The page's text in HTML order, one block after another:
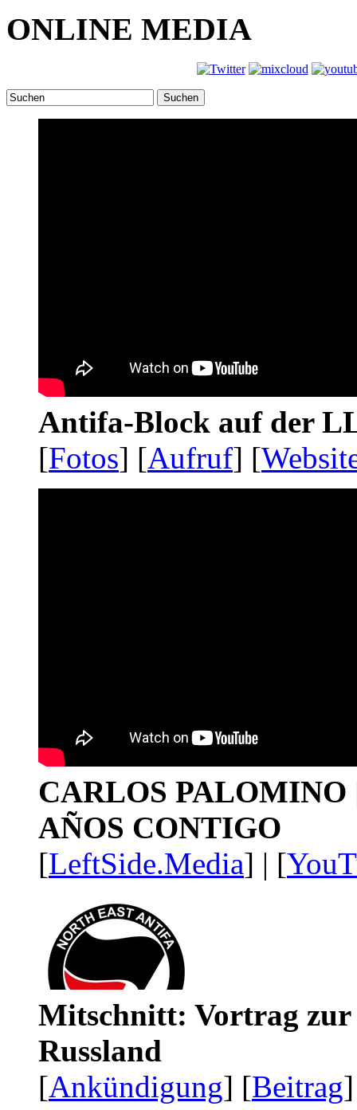
ONLINE MEDIA
Suchen
Antifa-Block auf der
[Fotos] [Aufruf] [
CARLOS PALOMINO
AÑOS CONTIGO
[LeftSide.Media] | [
Mitschnitt: Vortrag zur
Russland
[Ankündigung] [Beitrag